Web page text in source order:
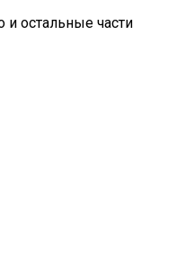
остальные части